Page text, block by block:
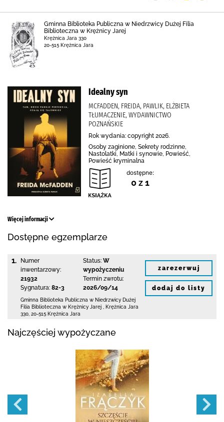
Gminna Biblioteka Publiczna w Niedrzwicy Dużej Filia
Biblioteczna w Krężnicy Jarej
Krężnica Jara 330
20-515 Krężnica Jara
Idealny syn
MCFADDEN, FREIDA, PAWLIK, ELŻBIETA
TŁUMACZENIE, WYDAWNICTWO
POZNAŃSKIE
Rok wydania: copyright 2026.
Osoby zaginione, Sekrety rodzinne,
Nastolatki, Matki i synowie, Powieść,
Powieść kryminalna
dostępne:
0 z 1
Więcej informacji
Dostępne egzemplarze
1.
Numer
inwentarzowy:
21932
Sygnatura: 82-3
Status: W
wypożyczeniu
Termin zwrotu:
2026/09/14
Gminna Biblioteka Publiczna w Niedrzwicy Dużej
Filia Biblioteczna w Krężnicy Jarej
Krężnica Jara
330 20-515 Krężnica Jara
zarezerwuj
dodaj do listy
Najczęściej wypożyczane